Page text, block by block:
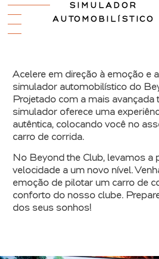
SIMULADOR
AUTOMOBILÍSTICO
Acelere em direção à emoção e
simulador automobilístico do
Projetado com a mais avançada
simulador oferece uma
autêntica, colocando você no
carro de corrida.
No Beyond the Club, levamos a
velocidade a um novo nível.
emoção de pilotar um carro de
conforto do nosso clube.
dos seus sonhos!